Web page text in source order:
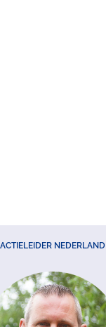
ACTIELEIDER NEDERLAND